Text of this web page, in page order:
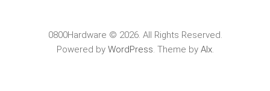
0800Hardware © 2026. All Rights Reserved.
Powered by WordPress. Theme by Alx.